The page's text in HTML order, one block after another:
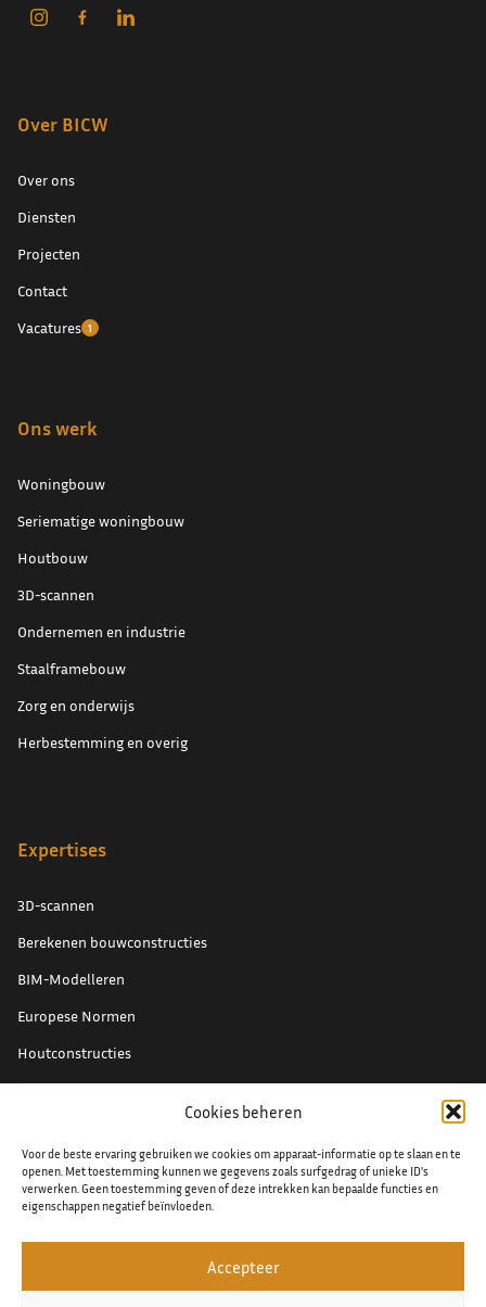
Cookies beheren
Voor de beste ervaring gebruiken we cookies om apparaat-informatie op te slaan en te
openen. Met toestemming kunnen we gegevens zoals surfgedrag of unieke ID's
verwerken. Geen toestemming geven of deze intrekken kan bepaalde functies en
eigenschappen negatief beïnvloeden.
Accepteer
Over BICW
Over ons
Diensten
Projecten
Contact
Vacatures 1
Ons werk
Woningbouw
Seriematige woningbouw
Houtbouw
3D-scannen
Ondernemen en industrie
Staalframebouw
Zorg en onderwijs
Herbestemming en overig
Expertises
3D-scannen
Berekenen bouwconstructies
BIM-Modelleren
Europese Normen
Houtconstructies
Renovatieprojecten
Staal detaillering